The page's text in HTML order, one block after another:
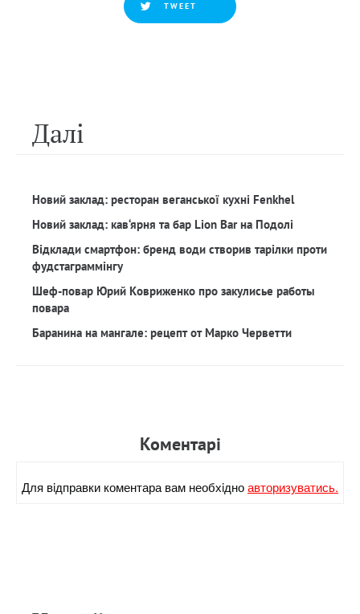
TWEET
Далi
Новий заклад: ресторан веганської кухні Fenkhel
Новий заклад: кав‘ярня та бар Lion Bar на Подолі
Відклади смартфон: бренд води створив тарілки проти
фудстаграммінгу
Шеф-повар Юрий Ковриженко про закулисье работы
повара
Баранина на мангале: рецепт от Марко Черветти
Коментарi
Для вiдправки коментара вам необхiдноавторизуватись.